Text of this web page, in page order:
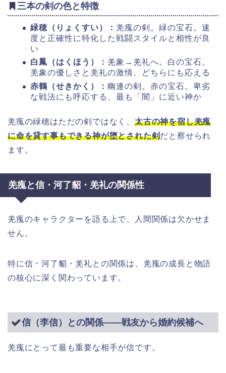
三本の剣の色と特徴
緑穂（りょくすい）： 羌瘣の剣。緑の宝石。速
度と正確性に特化した戦闘スタイルと相性が良
い
白鳳（はくほう）： 羌象→羌礼へ。白の宝石。
羌象の優しさと羌礼の激情、どちらにも応える
赤鶴（せきかく）： 幽連の剣。赤の宝石。卑劣
な戦法にも呼応する、最も「闇」に近い神か
羌瘣の緑穂はただの剣ではなく、 太古の神を宿し羌瘣
に命を貸す事もできる神が堕とされた剣だと察せられ
ます。
羌瘣と信・河了貂・羌礼の関係性
羌瘣のキャラクターを語る上で、人間関係は欠かせま
せん。
特に信・河了貂・羌礼との関係は、羌瘣の成長と物語
の核心に深く関わっています。
信（李信）との関係――戦友から婚約候補へ
羌瘣にとって最も重要な相手が信です。